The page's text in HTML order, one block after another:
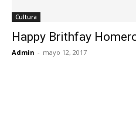
Cultura
Happy Brithfay
Admin - mayo 12, 2017